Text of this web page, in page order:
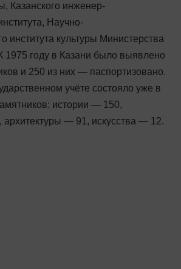
Казанского инженер­
Научно-
института культуры Министерства
1975 году в Казани было выявлено
и 250 из них — паспортизовано.
учёте состояло уже в
истории — 150,
— 91, искусства — 12.